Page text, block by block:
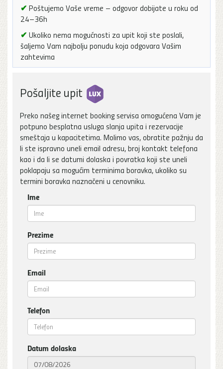
✔ Poštujemo Vaše vreme – odgovor dobijate u roku od
24–36h
✔ Ukoliko nema mogućnosti za upit koji ste poslali,
šaljemo Vam najbolju ponudu koja odgovara Vašim
zahtevima
Pošaljite upit
Preko našeg internet booking servisa omogućena Vam je
potpuno besplatna usluga slanja upita i rezervacije
smeštaja u kapacitetima. Molimo vas, obratite pažnju da
li ste ispravno uneli email adresu, broj kontakt telefona
kao i da li se datumi dolaska i povratka koji ste uneli
poklapaju sa mogućim terminima boravka, ukoliko su
termini boravka naznačeni u cenovniku.
Ime
Prezime
Email
Telefon
Datum dolaska